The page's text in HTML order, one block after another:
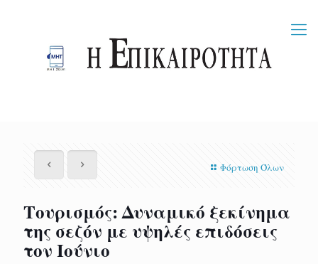
Φόρτωση Όλων
Tουρισμός: Δυναμικό ξεκίνημα
της σεζόν με υψηλές επιδόσεις
τον Ιούνιο